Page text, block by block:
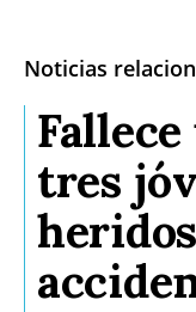
Noticias
tres